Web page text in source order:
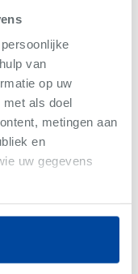
van
op uw
met als doel
metingen aan
en
uw gegevens
geografische
kan zijn